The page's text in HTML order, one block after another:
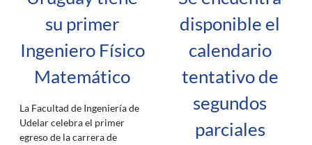
su primer
Ingeniero Físico
Matemático
La Facultad de Ingeniería de
Udelar celebra el primer
egreso de la carrera de
disponible el
calendario
tentativo de
segundos
parciales